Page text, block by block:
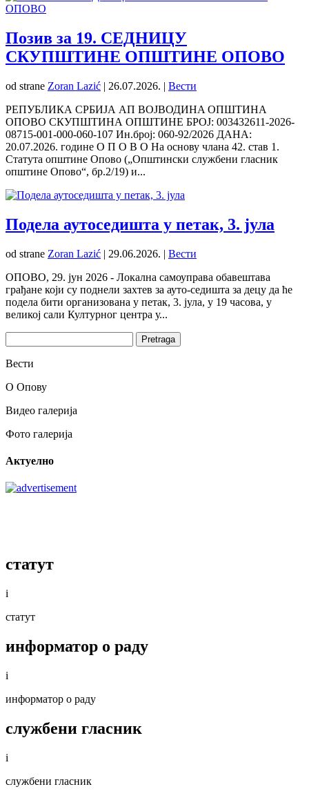
Позив за 19. СЕДНИЦУ
СКУПШТИНЕ ОПШТИНЕ ОПОВО
od strane Zoran Lazić | 26.07.2026. | Вести
РЕПУБЛИКА СРБИЈА АП ВОЈВОДИНA ОПШТИНА
ОПОВО СКУПШТИНА ОПШТИНЕ БРОЈ: 003432611-2026-
08715-001-000-060-107 Ин.број: 060-92/2026 ДАНА:
20.07.2026. године О П О В О На основу члана 42. став 1.
Статута општине Опово („Општински службени гласник
општине Опово“, бр.2/19) и...
Подела аутоседишта у петак, 3. јула
od strane Zoran Lazić | 29.06.2026. | Вести
ОПОВО, 29. јун 2026 - Локална самоуправа обавештава
грађане који су поднели захтев за ауто-седишта за децу да ће
подела бити организована у петак, 3. јула, у 19 часова, у
великој сали Културног центра у...
Вести
О Опову
Видео галерија
Фото галерија
Актуелно
статут
i
статут
информатор о раду
i
информатор о раду
службени гласник
i
службени гласник